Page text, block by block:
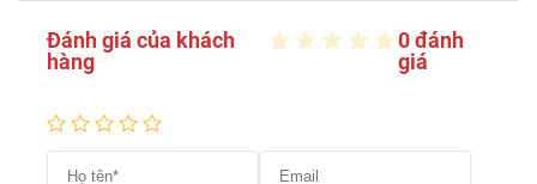
Đánh giá của khách
hàng
0 đánh
giá